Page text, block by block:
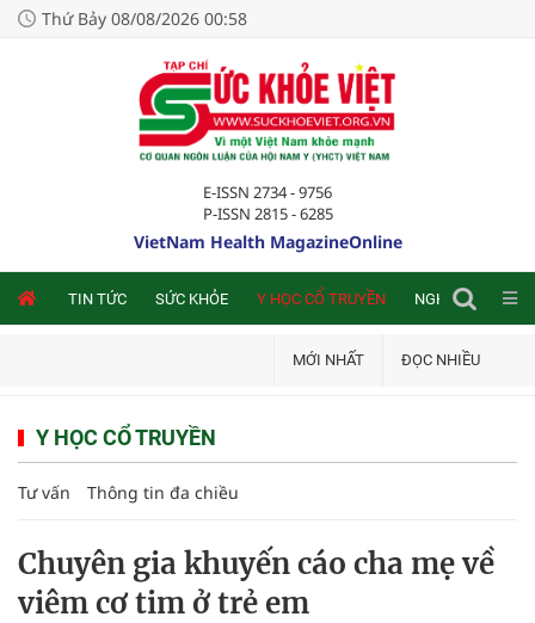
Thứ Bảy 08/08/2026 00:58
E-ISSN 2734 - 9756
P-ISSN 2815 - 6285
VietNam Health MagazineOnline
TIN TỨC SỨC KHỎE Y HỌC CỔ TRUYỀN NGHIÊN CỨU
MỚI NHẤT ĐỌC NHIỀU
Y HỌC CỔ TRUYỀN
Tư vấn Thông tin đa chiều
Chuyên gia khuyến cáo cha mẹ về
viêm cơ tim ở trẻ em